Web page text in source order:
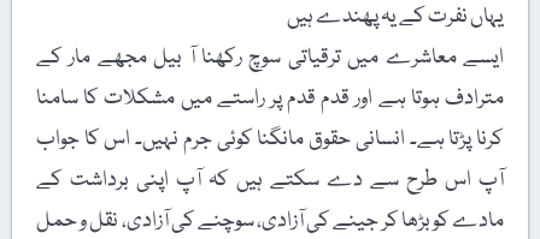
یہاں نفرت کے یہ پھندے ہیں
ایسے معاشرے میں ترقیاتی سوچ رکھنا آ بیل مجھے مار کے
مترادف ہوتا ہے اور قدم قدم پر راستے میں مشکلات کا سامنا
کرنا پڑتا ہے۔ انسانی حقوق مانگنا کوئی جرم نہیں۔ اس کا جواب
آپ اس طرح سے دے سکتے ہیں کہ آپ اپنی برداشت کے
مادے کو بڑھا کر جینے کی آزادی، سوچنے کی آزادی، نقل و حمل